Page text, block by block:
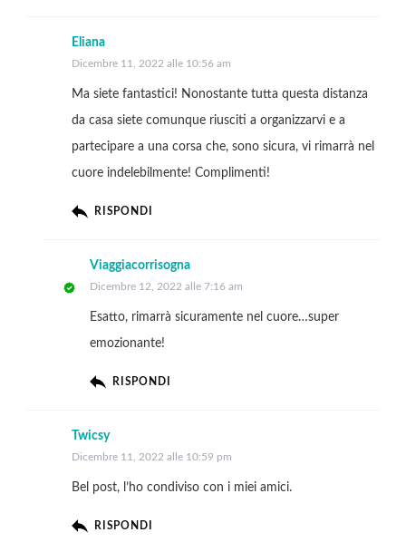
Eliana
Dicembre 11, 2022 alle 10:56 am
Ma siete fantastici! Nonostante tutta questa distanza
da casa siete comunque riusciti a organizzarvi e a
partecipare a una corsa che, sono sicura, vi rimarrà nel
cuore indelebilmente! Complimenti!
RISPONDI
Viaggiacorrisogna
Dicembre 12, 2022 alle 7:16 am
Esatto, rimarrà sicuramente nel cuore…super
emozionante!
RISPONDI
Twicsy
Dicembre 11, 2022 alle 10:59 pm
Bel post, l’ho condiviso con i miei amici.
RISPONDI